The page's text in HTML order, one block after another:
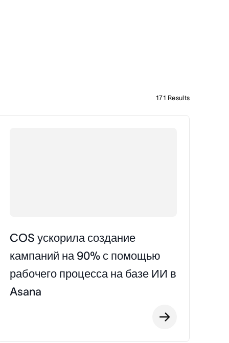
171 Results
COS ускорила создание
кампаний на 90% с помощью
рабочего процесса на базе ИИ в
Asana